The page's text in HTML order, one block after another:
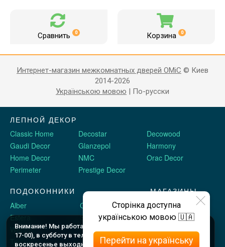
Сравнить 0 Корзина 0
Интернет-магазин межкомнатных дверей OMiC © Киев
2014-2026
Українською мовою | По-русски
ЛЕПНОЙ ДЕКОР
Classic Home
Decostar
Decowood
Gaudi Decor
Glanzepol
Harmony
Home Decor
NMC
Orac Decor
Perimeter
Prestige Decor
ПОДОКОННИКИ
Alber
Crystalit
Estera
Sauberg
Werzalit
Plastolit
Topalit
МАГАЗИНЫ
Двери Omis
Stickerwall
Жидкие обои
Внимание! Мы работаем c 9 до 18 по будням (шоу рум до
17-00), в субботу в телефоном режиме с 10 до 16, и в
воскресенье выходные. Оформляйте заказы онлайн в
Сторінка доступна
українською мовою 🇺🇦
Перейти на українську